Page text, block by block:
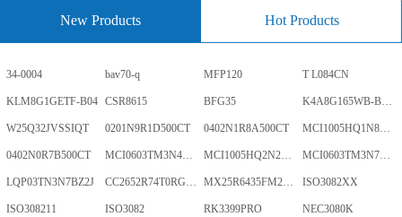
New Products Hot Products
34-0004 bav70-q MFP120 T L084CN
KLM8G1GETF-B04 CSR8615 BFG35 K4A8G165WB-BCWE
W25Q32JVSSIQT 0201N9R1D500CT 0402N1R8A500CT MCI1005HQ1N8SHBP
0402N0R7B500CT MCI0603TM3N4BHBP MCI1005HQ2N2BHBP MCI0603TM3N7BHBP
LQP03TN3N7BZ2J CC2652R74T0RGZR MX25R6435FM2IL0TR ISO3082XX
ISO308211 ISO3082 RK3399PRO NEC3080K